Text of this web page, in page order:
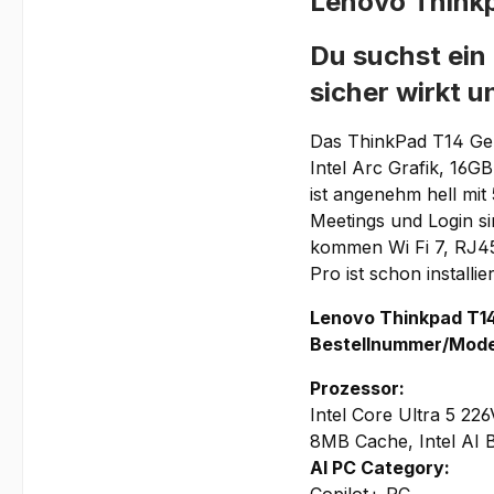
Du suchst
sicher wirkt
Das ThinkPad T14
Intel Arc Grafik,
ist angenehm hell
Meetings und Login
kommen Wi Fi 7,
Pro ist schon
Lenovo Thinkpad
Bestellnummer/
Prozessor:
Intel Core Ultra 5
8MB Cache, Intel AI
AI PC Category: